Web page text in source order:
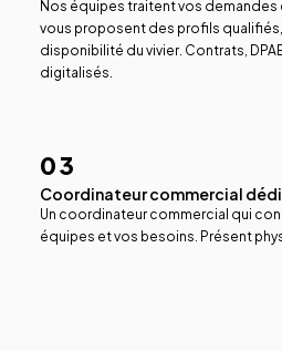
Nos équipes traitent vos demandes
vous proposent des profils
disponibilité du vivier. Contrats,
digitalisés.
03
Coordinateur commercial
Un coordinateur commercial qui
équipes et vos besoins. Présent